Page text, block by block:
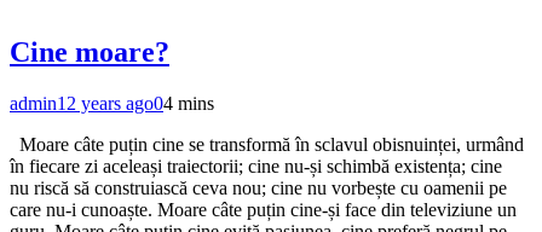
Cine moare?
admin12 years ago04 mins
Moare câte puțin cine se transformă în sclavul obisnuinței, urmând
în fiecare zi aceleași traiectorii; cine nu-și schimbă existența; cine
nu riscă să construiască ceva nou; cine nu vorbește cu oamenii pe
care nu-i cunoaște. Moare câte puțin cine-și face din televiziune un